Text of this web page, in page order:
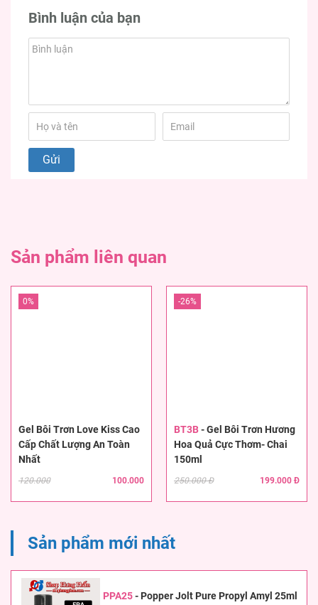
Bình luận của bạn
Sản phẩm liên quan
Gel Bôi Trơn Love Kiss Cao
Cấp Chất Lượng An Toàn
Nhất
120.000 100.000
0%
BT3B-Gel Bôi Trơn Hương
Hoa Quả Cực Thơm- Chai
150ml
250.000 Đ 199.000 Đ
-26%
Sản phẩm mới nhất
PPA25- Popper Jolt Pure Propyl Amyl 25ml